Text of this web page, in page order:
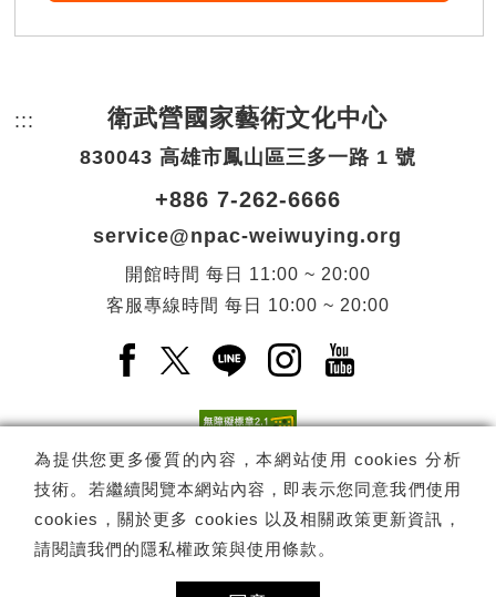
為提供您更多優質的內容，本網站使用 cookies 分析
技術。若繼續閱覽本網站內容，即表示您同意我們使用
cookies，關於更多 cookies 以及相關政策更新資訊，
請閱讀我們的隱私權政策與使用條款 。
::: 頁尾網站資訊。
衛武營國家藝術文化中心
830043 高雄市鳳山區三多一路 1 號
+886 7-262-6666
service@npac-weiwuying.org
開館時間 每日
11:00 ~ 20:00
客服專線時間 每日 10:00 ~ 20:00
Facebook(另開新視窗)
X(另開新視窗)
LINE(另開新視窗)
Instagram(另開新視
YouTube(另開
電子報訂閱 訂閱
Copyright © 國家表演藝術中心 -衛武營國家藝術文化中心